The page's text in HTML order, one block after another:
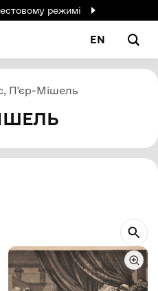
режимі
EN
П'єр-Мішель